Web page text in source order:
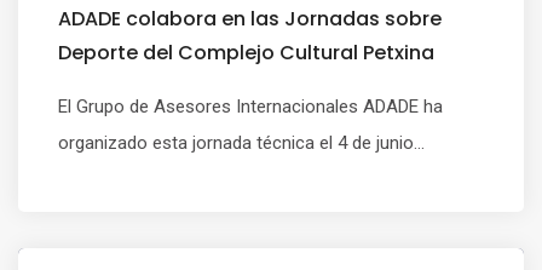
ADADE colabora en las Jornadas sobre
Deporte del Complejo Cultural Petxina
El Grupo de Asesores Internacionales ADADE ha
organizado esta jornada técnica el 4 de junio...